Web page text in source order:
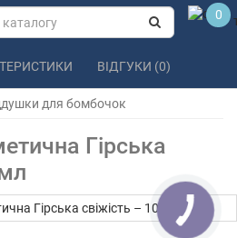
0
для бомбочок
Гірська
ВІДГУКИ (0)